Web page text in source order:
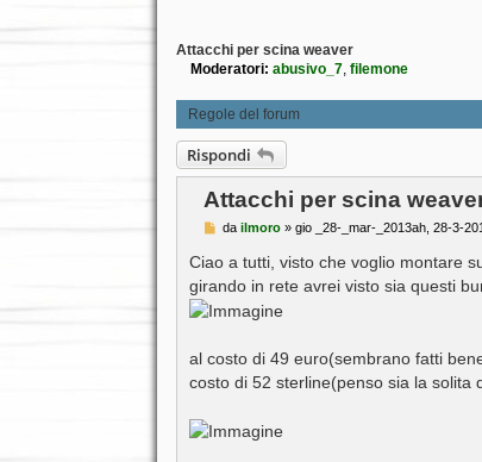
Attacchi per scina weaver
Moderatori: abusivo_7, filemone
Regole del forum
Rispondi
Attacchi per scina
M
s
s
a
g
da ilmoro» gio _28-_mar-_2013ah, 28-3-
Ciao a tutti, visto che voglio montare
girando in rete avrei visto sia questi
al costo di 49 euro(sembrano fatti
costo di 52 sterline(penso sia la solita